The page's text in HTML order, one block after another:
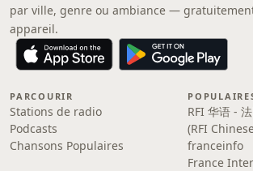
par ville, genre ou ambiance —
appareil.
PARCOURIR
Stations de radio
Podcasts
Chansons Populaires
RFI 华语 -
(RFI
franceinfo
France Inter